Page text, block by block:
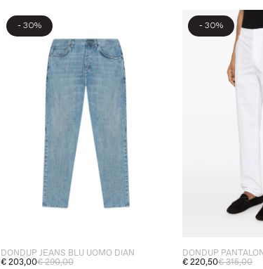
- 30%
DONDUP JEANS BLU UOMO DIAN
€ 203,00€ 290,00
- 30%
€ 220,50€ 315,00